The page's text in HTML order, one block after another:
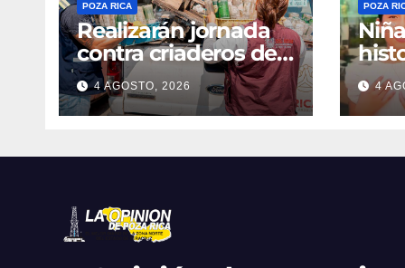
POZA RICA
Realizarán jornada
contra criaderos del
dengue
4 AGOSTO, 2026
POZA
4